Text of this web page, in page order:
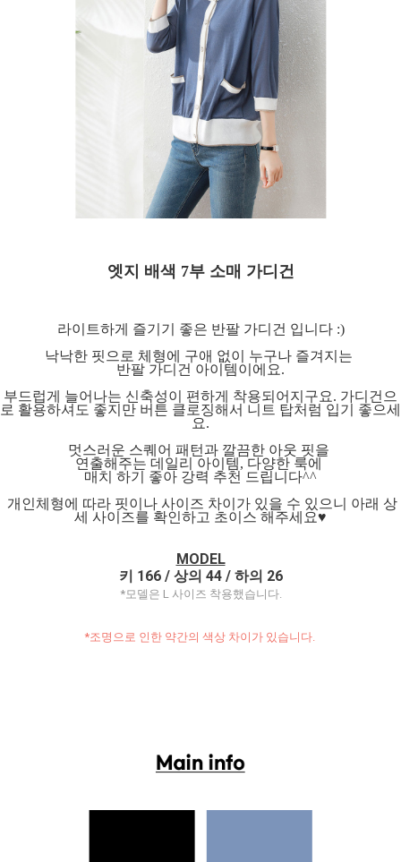
엣지 배색 7부 소매 가디건
라이트하게 즐기기 좋은 반팔 가디건 입니다 :)
낙낙한 핏으로 체형에 구애 없이 누구나 즐겨지는
반팔 가디건 아이템이에요.
부드럽게 늘어나는 신축성이 편하게 착용되어지구요. 가디건으
로 활용하셔도 좋지만 버튼 클로징해서 니트 탑처럼 입기 좋으세
요.
멋스러운 스퀘어 패턴과 깔끔한 아웃 핏을
연출해주는 데일리 아이템, 다양한 룩에
매치 하기 좋아 강력 추천 드립니다^^
개인체형에 따라 핏이나 사이즈 차이가 있을 수 있으니 아래 상
세 사이즈를 확인하고 초이스 해주세요♥
MODEL
키 166 / 상의 44 / 하의 26
*모델은 L 사이즈 착용했습니다.
*조명으로 인한 약간의 색상 차이가 있습니다.